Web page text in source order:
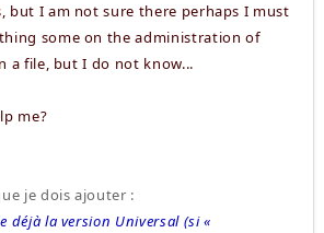
but I am not sure there perhaps I must
some on the administration of
a file, but I do not know...
me?
je dois ajouter :
déjà la version Universal (si «